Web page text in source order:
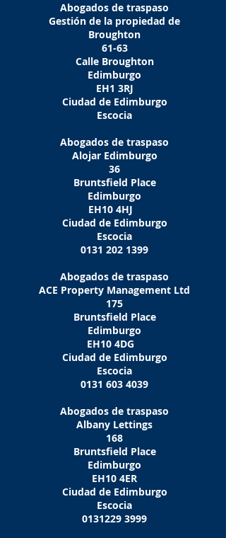
Abogados de traspaso
Gestión de la propiedad de
Broughton
61-63
Calle Broughton
Edimburgo
EH1 3RJ
Ciudad de Edimburgo
Escocia
Abogados de traspaso
Alojar Edimburgo
36
Bruntsfield Place
Edimburgo
EH10 4HJ
Ciudad de Edimburgo
Escocia
0131 202 1399
Abogados de traspaso
ACE Property Management Ltd
175
Bruntsfield Place
Edimburgo
EH10 4DG
Ciudad de Edimburgo
Escocia
0131 603 4039
Abogados de traspaso
Albany Lettings
168
Bruntsfield Place
Edimburgo
EH10 4ER
Ciudad de Edimburgo
Escocia
0131229 3999